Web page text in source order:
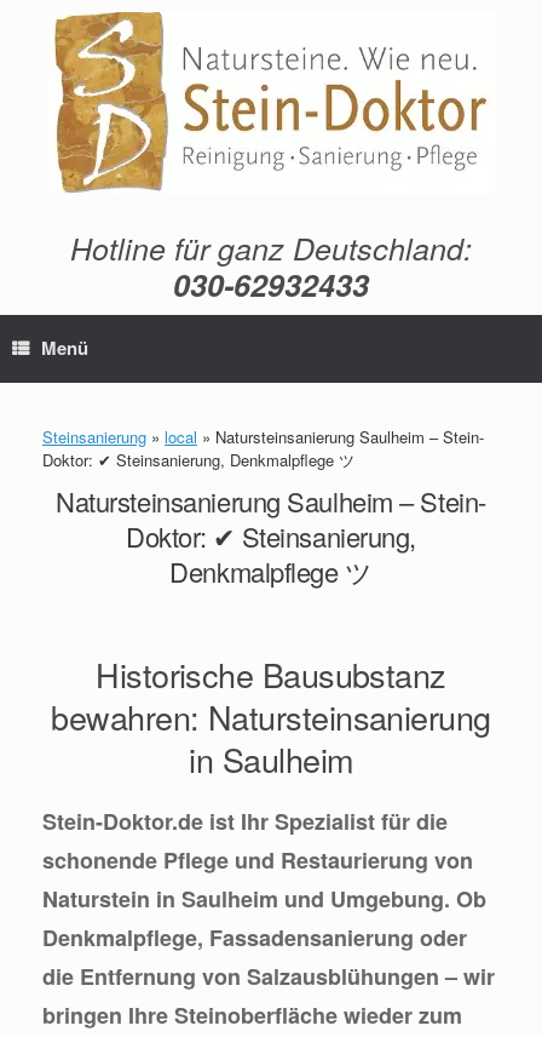
springen
Hotline für ganz Deutschland:
030-62932433
Menü
Steinsanierung » local » Natursteinsanierung Saulheim – Stein-
Doktor: ✔ Steinsanierung, Denkmalpflege ツ
Natursteinsanierung Saulheim – Stein-
Doktor: ✔ Steinsanierung,
Denkmalpflege ツ
Historische Bausubstanz
bewahren: Natursteinsanierung
in Saulheim
Stein-Doktor.de ist Ihr Spezialist für die
schonende Pflege und Restaurierung von
Naturstein in Saulheim und Umgebung. Ob
Denkmalpflege, Fassadensanierung oder
die Entfernung von Salzausblühungen – wir
bringen Ihre Steinoberfläche wieder zum